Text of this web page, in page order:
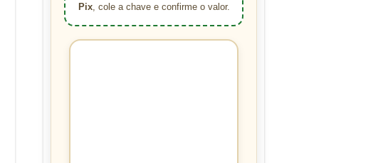
Pix, cole a chave e confirme o valor.